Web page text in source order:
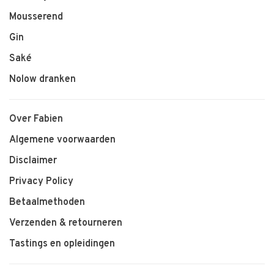
Mousserend
Gin
Saké
Nolow dranken
Over Fabien
Algemene voorwaarden
Disclaimer
Privacy Policy
Betaalmethoden
Verzenden & retourneren
Tastings en opleidingen